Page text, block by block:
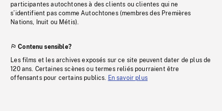
participantes autochtones à des clients ou clientes qui ne
s’identifient pas comme Autochtones (membres des Premières
Nations, Inuit ou Métis).
Contenu sensible?
Les films et les archives exposés sur ce site peuvent dater de plus de
120 ans. Certaines scènes ou termes reliés pourraient être
offensants pour certains publics. En savoir plus